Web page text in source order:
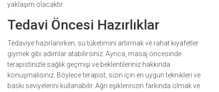
yaklaşım olacaktır.
Tedavi Öncesi Hazırlıklar
Tedaviye hazırlanırken, su tüketimini artırmak ve rahat kıyafetler
giymek gibi adımlar atabilirsiniz. Ayrıca, masaj öncesinde
terapistinizle sağlık geçmişi ve beklentileriniz hakkında
konuşmalısınız. Böylece terapist, sizin için en uygun teknikleri ve
baskı seviyelerini kullanabilir. Ağrı eşiklerinizin farkında olmak ve